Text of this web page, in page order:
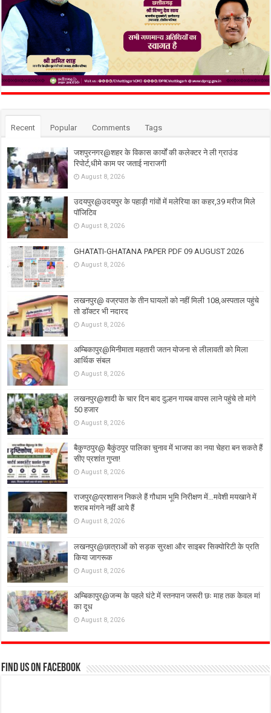
Recent Popular Comments Tags
जशपुरनगर@शहर के विकास कार्यों की कलेक्टर ने ली ग्राउंड
रिपोर्ट,धीमे काम पर जताई नाराजगी
August 8, 2026
उदयपुर@उदयपुर के पहाड़ी गांवों में मलेरिया का कहर,39 मरीज मिले
पॉजिटिव
August 8, 2026
GHATATI-GHATANA PAPER PDF 09 AUGUST 2026
August 8, 2026
लखनपुर@ वज्रपात के तीन घायलों को नहीं मिली 108,अस्पताल पहुंचे
तो डॉक्टर भी नदारद
August 8, 2026
अम्बिकापुर@मिनीमाता महतारी जतन योजना से लीलावती को मिला
आर्थिक संबल
August 8, 2026
लखनपुर@शादी के चार दिन बाद दुल्हन गायब वापस लाने पहुंचे तो मांगे
50 हजार
August 8, 2026
बैकुण्ठपुर@ बैकुंठपुर पालिका चुनाव में भाजपा का नया चेहरा बन सकते हैं
सीए प्रशांत गुप्ता!
August 8, 2026
राजपुर@प्रशासन निकले हैं गौधाम भूमि निरीक्षण में…मवेशी मयखाने में
शराब मांगने नहीं आये हैं
August 8, 2026
लखनपुर@छात्राओं को सड़क सुरक्षा और साइबर सिक्योरिटी के प्रति
किया जागरूक
August 8, 2026
अम्बिकापुर@जन्म के पहले घंटे में स्तनपान जरूरी छः माह तक केवल मां
का दूध
August 8, 2026
Find us on Facebook